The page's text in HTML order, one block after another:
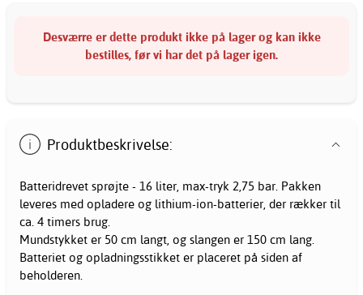
Desværre er dette produkt ikke på lager og kan ikke
bestilles, før vi har det på lager igen.
Produktbeskrivelse:
Batteridrevet sprøjte - 16 liter, max-tryk 2,75 bar. Pakken
leveres med opladere og lithium-ion-batterier, der rækker til
ca. 4 timers brug.
Mundstykket er 50 cm langt, og slangen er 150 cm lang.
Batteriet og opladningsstikket er placeret på siden af
beholderen.